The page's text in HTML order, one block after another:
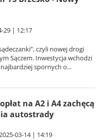
29 | 12:17
czyli nowej drogi
Sączem. Inwestycja wchodzi
spornych o...
na A2 i A4 zachęcą
autostrady
03-14 | 14:19